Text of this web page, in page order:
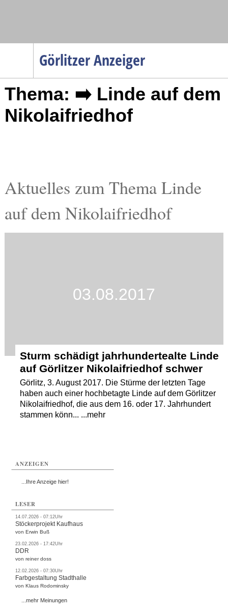
Görlitzer Anzeiger
Menüpunkte
Startseite
Gesellschaft
Gesundheit
Kultur
Thema: ➡️ Linde auf dem
Nikolaifriedhof
Aktuelles zum Thema Linde
auf dem Nikolaifriedhof
03.08.2017
Sturm schädigt jahrhundertealte Linde
auf Görlitzer Nikolaifriedhof schwer
Görlitz, 3. August 2017. Die Stürme der letzten Tage
haben auch einer hochbetagte Linde auf dem Görlitzer
Nikolaifriedhof, die aus dem 16. oder 17. Jahrhundert
stammen könn... ...mehr
ANZEIGEN
...Ihre Anzeige hier!
LESER
14.07.2026 - 07:12Uhr
Stöckerprojekt Kaufhaus
von Erwin Buß
23.02.2026 - 17:42Uhr
DDR
von reiner doss
12.02.2026 - 07:30Uhr
Farbgestaltung Stadthalle
von Klaus Rodominsky
...mehr Meinungen